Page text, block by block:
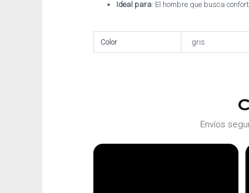
Ideal para: El hombre que busca
Color gris
Envíos